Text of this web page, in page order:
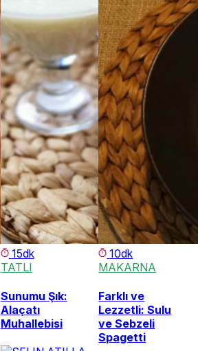
15dk
TATLI
Sunumu Şık:
Alaçatı
Muhallebisi
10dk
MAKARNA
Farklı ve
Lezzetli: Sulu
ve Sebzeli
Spagetti